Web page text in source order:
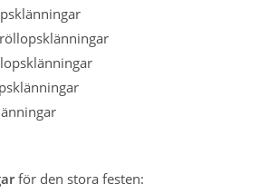
för den stora festen: